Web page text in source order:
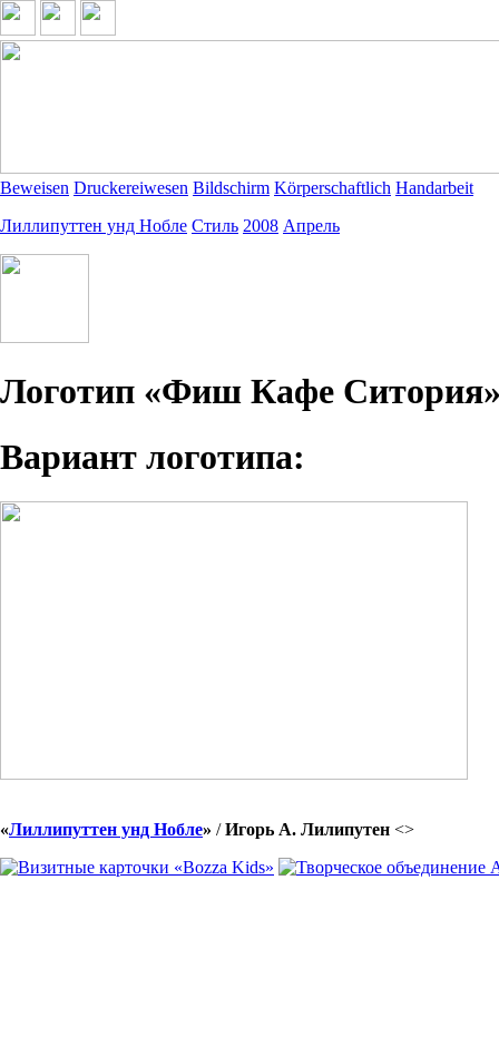
Beweisen Druckereiwesen Bildschirm Körperschaftlich Handarbeit
Лиллипуттен унд Нобле Стиль 2008 Апрель
Логотип «Фиш Кафе
Вариант логотипа:
«Лиллипуттен унд Нобле» /Игорь А. Лилипутен <>